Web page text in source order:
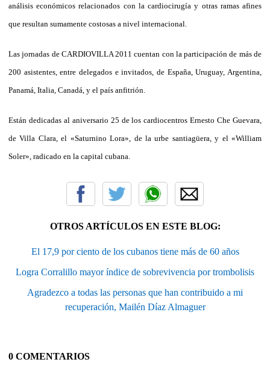
análisis económicos relacionados con la cardiocirugía y otras ramas afines
que resultan sumamente costosas a nivel internacional.
Las jornadas de CARDIOVILLA 2011 cuentan con la participación de más de
200 asistentes, entre delegados e invitados, de España, Uruguay, Argentina,
Panamá, Italia, Canadá, y el país anfitrión.
Están dedicadas al aniversario 25 de los cardiocentros Ernesto Che Guevara,
de Villa Clara, el «Saturnino Lora», de la urbe santiagüera, y el «William
Soler», radicado en la capital cubana.
OTROS ARTÍCULOS EN ESTE BLOG:
El 17,9 por ciento de los cubanos tiene más de 60 años
Logra Corralillo mayor índice de sobrevivencia por trombolisis
Agradezco a todas las personas que han contribuido a mi
recuperación, Mailén Díaz Almaguer
0 COMENTARIOS